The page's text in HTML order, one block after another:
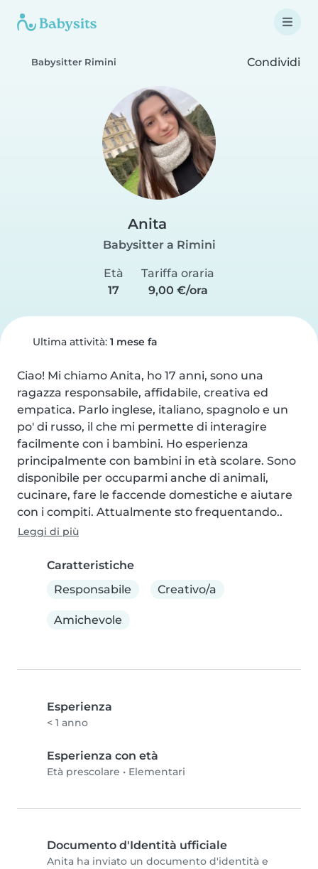
Babysitter Rimini Condividi
Anita
Babysitter a Rimini
Età
17
Tariffa oraria
9,00 €/ora
Ultima attività: 1 mese fa
Ciao! Mi chiamo Anita, ho 17 anni, sono una
ragazza responsabile, affidabile, creativa ed
empatica. Parlo inglese, italiano, spagnolo e un
po' di russo, il che mi permette di interagire
facilmente con i bambini. Ho esperienza
principalmente con bambini in età scolare. Sono
disponibile per occuparmi anche di animali,
cucinare, fare le faccende domestiche e aiutare
con i compiti. Attualmente sto frequentando..
Leggi di più
Caratteristiche
Responsabile
Creativo/a
Amichevole
Esperienza
< 1 anno
Esperienza con età
Età prescolare • Elementari
Documento d'Identità ufficiale
Anita ha inviato un documento d'identità e